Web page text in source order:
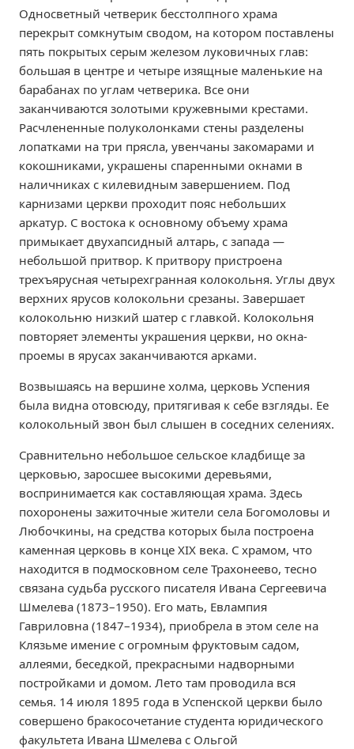
Односветный четверик бесстолпного храма
перекрыт сомкнутым сводом, на котором поставлены
пять покрытых серым железом луковичных глав:
большая в центре и четыре изящные маленькие на
барабанах по углам четверика. Все они
заканчиваются золотыми кружевными крестами.
Расчлененные полуколонками стены разделены
лопатками на три прясла, увенчаны закомарами и
кокошниками, украшены спаренными окнами в
наличниках с килевидным завершением. Под
карнизами церкви проходит пояс небольших
аркатур. С востока к основному объему храма
примыкает двухапсидный алтарь, с запада —
небольшой притвор. К притвору пристроена
трехъярусная четырехгранная колокольня. Углы двух
верхних ярусов колокольни срезаны. Завершает
колокольню низкий шатер с главкой. Колокольня
повторяет элементы украшения церкви, но окна-
проемы в ярусах заканчиваются арками.
Возвышаясь на вершине холма, церковь Успения
была видна отовсюду, притягивая к себе взгляды. Ее
колокольный звон был слышен в соседних селениях.
Сравнительно небольшое сельское кладбище за
церковью, заросшее высокими деревьями,
воспринимается как составляющая храма. Здесь
похоронены зажиточные жители села Богомоловы и
Любочкины, на средства которых была построена
каменная церковь в конце XIX века. С храмом, что
находится в подмосковном селе Трахонеево, тесно
связана судьба русского писателя Ивана Сергеевича
Шмелева (1873–1950). Его мать, Евлампия
Гавриловна (1847–1934), приобрела в этом селе на
Клязьме имение с огромным фруктовым садом,
аллеями, беседкой, прекрасными надворными
постройками и домом. Лето там проводила вся
семья. 14 июля 1895 года в Успенской церкви было
совершено бракосочетание студента юридического
факультета Ивана Шмелева с Ольгой